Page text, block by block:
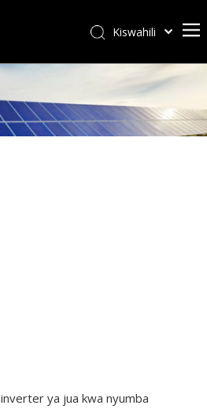
Kiswahili
Italiano
Deutsch
inverter ya jua kwa nyumba